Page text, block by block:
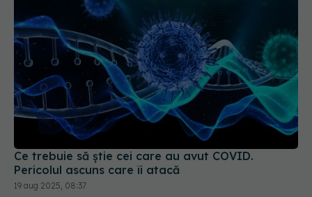
Ce trebuie să știe cei care au avut COVID.
Pericolul ascuns care îi atacă
19 aug 2025, 08:37